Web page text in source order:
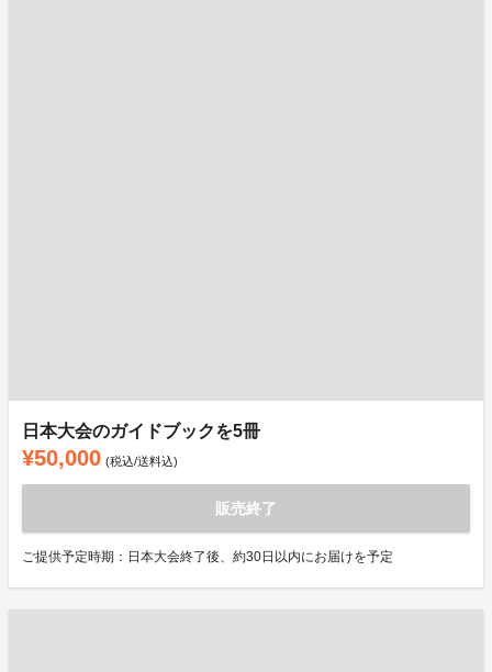
日本大会のガイドブックを5冊
¥50,000 (税込/送料込)
販売終了
ご提供予定時期：日本大会終了後、約30日以内にお届けを予定